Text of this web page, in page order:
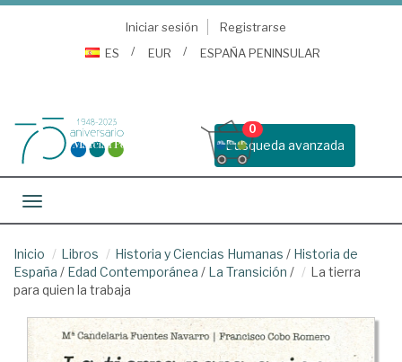
Iniciar sesión
Registrarse
ES
EUR ESPAÑA PENINSULAR
Busqueda avanzada
0
Toggle navigation
Inicio Libros Historia y Ciencias Humanas / Historia de
España / Edad Contemporánea / La Transición /
La tierra
para quien la trabaja